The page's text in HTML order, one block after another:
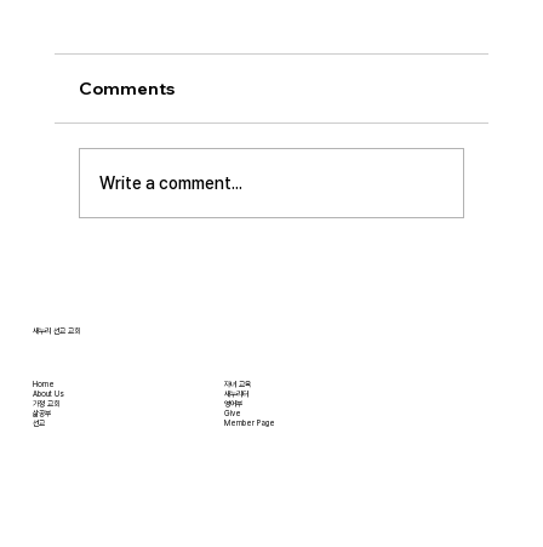
사랑하는 성도 여러분! 하나님께서 가장 싫어하
시는 것이 무엇일가요? 모두가 아시는 대로 바로
교만입니다. 이번 새벽기도 본문인 에스겔에서도
교만으로 인해 하나님의 거룩한 진노가 애굽과
Comments
Write a comment...
Home
About Us
​가정 교회
​삶공부
​선교
자녀 교육
새누리터
영어부
Give
Member Page
새누리 선교 교회